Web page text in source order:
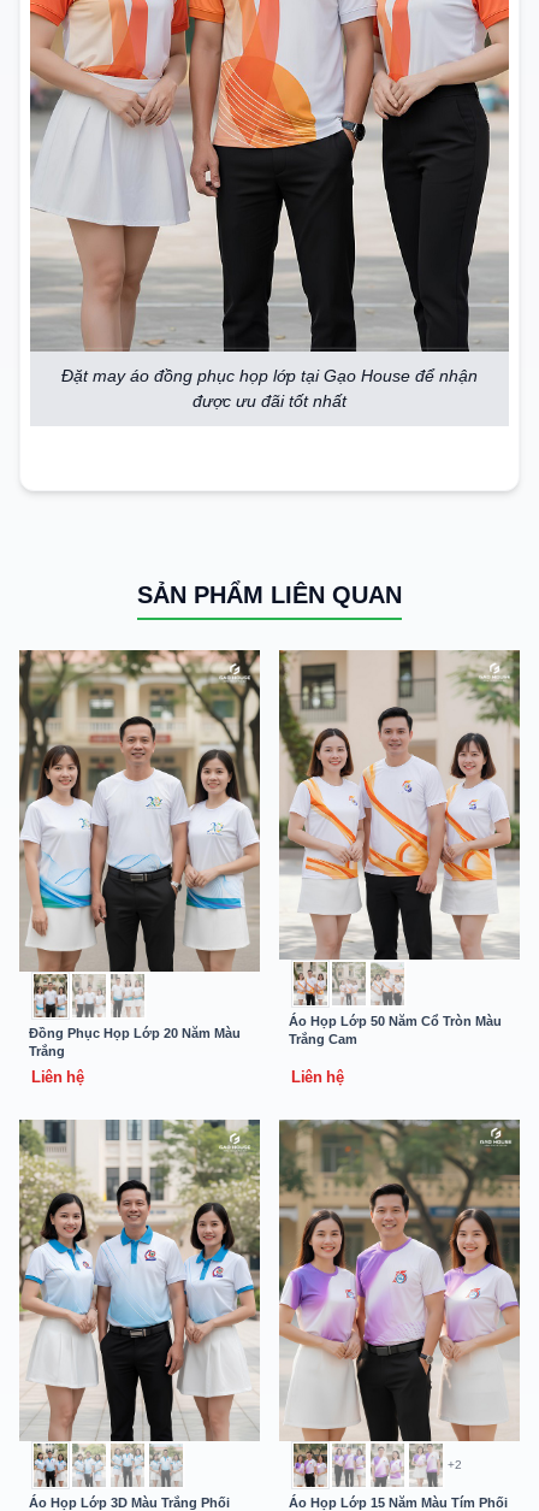
Đặt may áo đồng phục họp lớp tại Gạo House để nhận
được ưu đãi tốt nhất
SẢN PHẨM LIÊN QUAN
Đồng Phục Họp Lớp 20 Năm Màu
Trắng
Liên hệ
Áo Họp Lớp 50 Năm Cổ Tròn Màu
Trắng Cam
Liên hệ
Áo Họp Lớp 3D Màu Trắng Phối
+2
Áo Họp Lớp 15 Năm Màu Tím Phối